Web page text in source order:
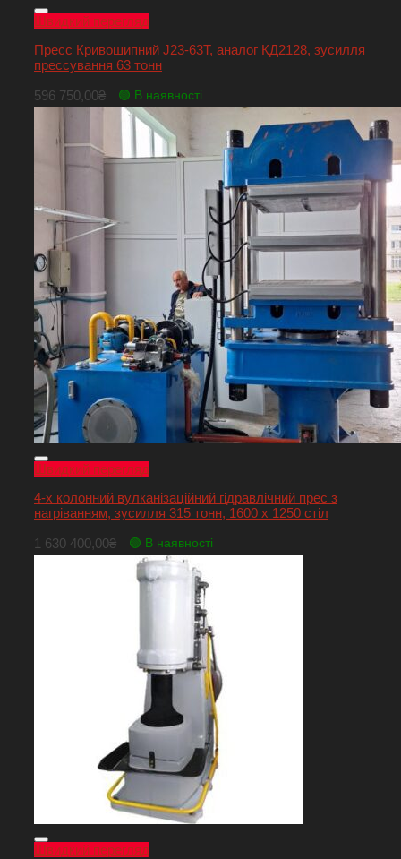
Швидкий перегляд
Пресс Кривошипний J23-63T, аналог КД2128, зусилля
прессування 63 тонн
596 750,00₴ 🟢 В наявності
Швидкий перегляд
4-х колонний вулканізаційний гідравлічний прес з
нагріванням, зусилля 315 тонн, 1600 х 1250 стіл
1 630 400,00₴ 🟢 В наявності
Швидкий перегляд